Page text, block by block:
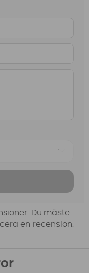
Du måste
en recension.